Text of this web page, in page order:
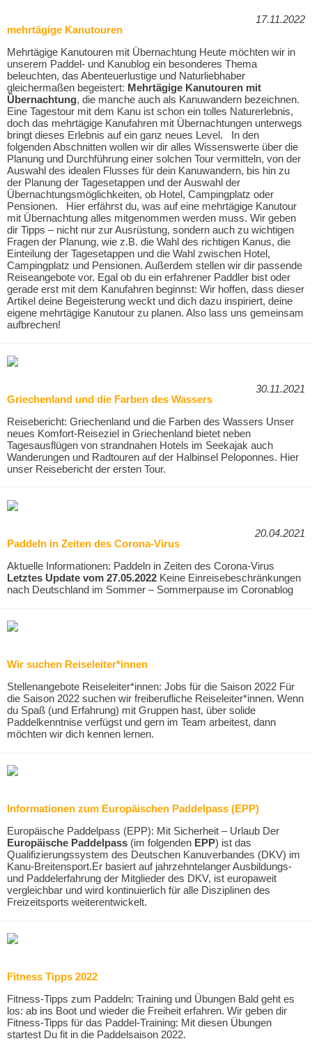
17.11.2022
mehrtägige Kanutouren
Mehrtägige Kanutouren mit Übernachtung Heute möchten wir in
unserem Paddel- und Kanublog ein besonderes Thema
beleuchten, das Abenteuerlustige und Naturliebhaber
gleichermaßen begeistert: Mehrtägige Kanutouren mit
Übernachtung, die manche auch als Kanuwandern bezeichnen.
Eine Tagestour mit dem Kanu ist schon ein tolles Naturerlebnis,
doch das mehrtägige Kanufahren mit Übernachtungen unterwegs
bringt dieses Erlebnis auf ein ganz neues Level. In den
folgenden Abschnitten wollen wir dir alles Wissenswerte über die
Planung und Durchführung einer solchen Tour vermitteln, von der
Auswahl des idealen Flusses für dein Kanuwandern, bis hin zu
der Planung der Tagesetappen und der Auswahl der
Übernachtungsmöglichkeiten, ob Hotel, Campingplatz oder
Pensionen. Hier erfährst du, was auf eine mehrtägige Kanutour
mit Übernachtung alles mitgenommen werden muss. Wir geben
dir Tipps – nicht nur zur Ausrüstung, sondern auch zu wichtigen
Fragen der Planung, wie z.B. die Wahl des richtigen Kanus, die
Einteilung der Tagesetappen und die Wahl zwischen Hotel,
Campingplatz und Pensionen. Außerdem stellen wir dir passende
Reiseangebote vor. Egal ob du ein erfahrener Paddler bist oder
gerade erst mit dem Kanufahren beginnst: Wir hoffen, dass dieser
Artikel deine Begeisterung weckt und dich dazu inspiriert, deine
eigene mehrtägige Kanutour zu planen. Also lass uns gemeinsam
aufbrechen!
30.11.2021
Griechenland und die Farben des Wassers
Reisebericht: Griechenland und die Farben des Wassers Unser
neues Komfort-Reiseziel in Griechenland bietet neben
Tagesausflügen von strandnahen Hotels im Seekajak auch
Wanderungen und Radtouren auf der Halbinsel Peloponnes. Hier
unser Reisebericht der ersten Tour.
20.04.2021
Paddeln in Zeiten des Corona-Virus
Aktuelle Informationen: Paddeln in Zeiten des Corona-Virus
Letztes Update vom 27.05.2022 Keine Einreisebeschränkungen
nach Deutschland im Sommer – Sommerpause im Coronablog
Wir suchen Reiseleiter*innen
Stellenangebote Reiseleiter*innen: Jobs für die Saison 2022 Für
die Saison 2022 suchen wir freiberufliche Reiseleiter*innen. Wenn
du Spaß (und Erfahrung) mit Gruppen hast, über solide
Paddelkenntnise verfügst und gern im Team arbeitest, dann
möchten wir dich kennen lernen.
Informationen zum Europäischen Paddelpass (EPP)
Europäische Paddelpass (EPP): Mit Sicherheit – Urlaub Der
Europäische Paddelpass (im folgenden EPP) ist das
Qualifizierungssystem des Deutschen Kanuverbandes (DKV) im
Kanu-Breitensport.Er basiert auf jahrzehntelanger Ausbildungs-
und Paddelerfahrung der Mitglieder des DKV, ist europaweit
vergleichbar und wird kontinuierlich für alle Disziplinen des
Freizeitsports weiterentwickelt.
Fitness Tipps 2022
Fitness-Tipps zum Paddeln: Training und Übungen Bald geht es
los: ab ins Boot und wieder die Freiheit erfahren. Wir geben dir
Fitness-Tipps für das Paddel-Training: Mit diesen Übungen
startest Du fit in die Paddelsaison 2022.